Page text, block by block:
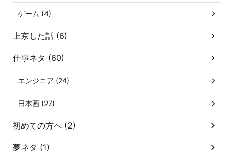
ゲーム (4)
上京した話 (6)
仕事ネタ (60)
エンジニア (24)
日本画 (27)
初めての方へ (2)
夢ネタ (1)